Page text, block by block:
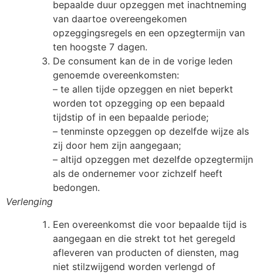
bepaalde duur opzeggen met inachtneming
van daartoe overeengekomen
opzeggingsregels en een opzegtermijn van
ten hoogste 7 dagen.
De consument kan de in de vorige leden
genoemde overeenkomsten:
– te allen tijde opzeggen en niet beperkt
worden tot opzegging op een bepaald
tijdstip of in een bepaalde periode;
– tenminste opzeggen op dezelfde wijze als
zij door hem zijn aangegaan;
– altijd opzeggen met dezelfde opzegtermijn
als de ondernemer voor zichzelf heeft
bedongen.
Verlenging
Een overeenkomst die voor bepaalde tijd is
aangegaan en die strekt tot het geregeld
afleveren van producten of diensten, mag
niet stilzwijgend worden verlengd of